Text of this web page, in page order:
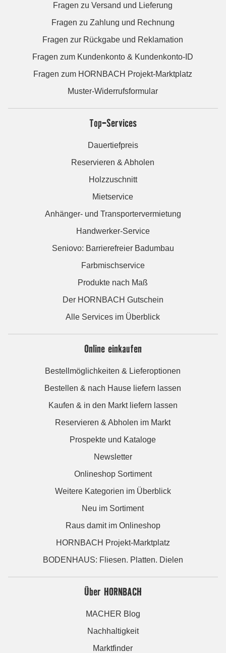
Fragen zu Versand und Lieferung
Fragen zu Zahlung und Rechnung
Fragen zur Rückgabe und Reklamation
Fragen zum Kundenkonto & Kundenkonto-ID
Fragen zum HORNBACH Projekt-Marktplatz
Muster-Widerrufsformular
Top-Services
Dauertiefpreis
Reservieren & Abholen
Holzzuschnitt
Mietservice
Anhänger- und Transportervermietung
Handwerker-Service
Seniovo: Barrierefreier Badumbau
Farbmischservice
Produkte nach Maß
Der HORNBACH Gutschein
Alle Services im Überblick
Online einkaufen
Bestellmöglichkeiten & Lieferoptionen
Bestellen & nach Hause liefern lassen
Kaufen & in den Markt liefern lassen
Reservieren & Abholen im Markt
Prospekte und Kataloge
Newsletter
Onlineshop Sortiment
Weitere Kategorien im Überblick
Neu im Sortiment
Raus damit im Onlineshop
HORNBACH Projekt-Marktplatz
BODENHAUS: Fliesen. Platten. Dielen
Über HORNBACH
MACHER Blog
Nachhaltigkeit
Marktfinder